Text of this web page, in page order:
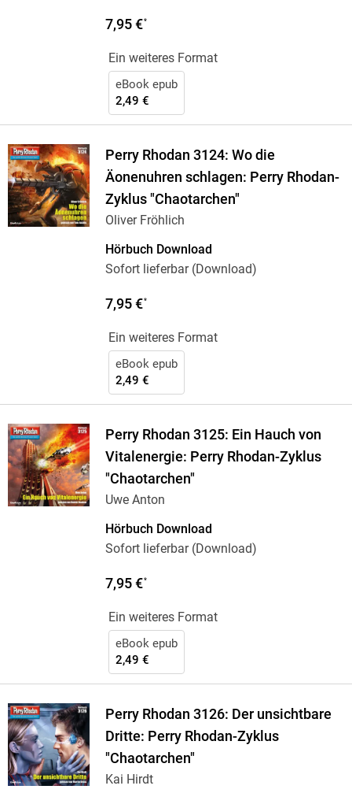
7,95 €*
Ein weiteres Format
eBook epub
2,49 €
Perry Rhodan 3124: Wo die
Äonenuhren schlagen: Perry Rhodan-
Zyklus "Chaotarchen"
Oliver Fröhlich
Hörbuch Download
Sofort lieferbar (Download)
7,95 €*
Ein weiteres Format
eBook epub
2,49 €
Perry Rhodan 3125: Ein Hauch von
Vitalenergie: Perry Rhodan-Zyklus
"Chaotarchen"
Uwe Anton
Hörbuch Download
Sofort lieferbar (Download)
7,95 €*
Ein weiteres Format
eBook epub
2,49 €
Perry Rhodan 3126: Der unsichtbare
Dritte: Perry Rhodan-Zyklus
"Chaotarchen"
Kai Hirdt